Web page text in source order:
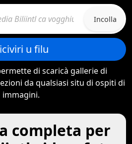
Incolla
u filu
di scaricà gallerie di
da qualsiasi situ di ospiti di
immagini.
completa per